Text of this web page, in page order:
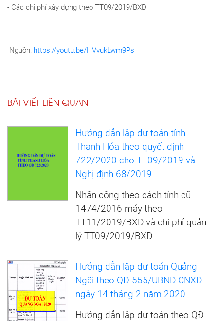
- Các chi phí xây dựng theo TT09/2019/BXD
Nguồn: https://youtu.be/HVvukLwm9Ps
BÀI VIẾT LIÊN QUAN
Hướng dẫn lập dự toán tỉnh
Thanh Hóa theo quyết định
722/2020 cho TT09/2019 và
Nghị định 68/2019
Nhân công theo cách tính cũ
1474/2016 máy theo
TT11/2019/BXD và chi phí quản
lý TT09/2019/BXD
Hướng dẫn lập dự toán Quảng
Ngãi theo QĐ 555/UBND-CNXD
ngày 14 tháng 2 năm 2020
Hướng dẫn lập dự toán theo QĐ